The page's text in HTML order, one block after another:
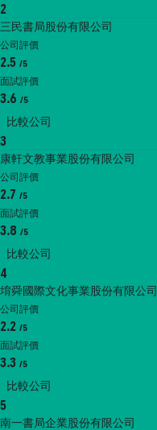
2
三民書局股份有限公司
公司評價
2.5 /5
面試評價
3.6 /5
比較公司
3
康軒文教事業股份有限公司
公司評價
2.7 /5
面試評價
3.8 /5
比較公司
4
堉舜國際文化事業股份有限公司
公司評價
2.2 /5
面試評價
3.3 /5
比較公司
5
南一書局企業股份有限公司